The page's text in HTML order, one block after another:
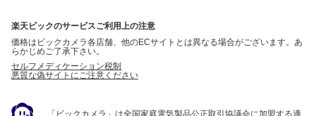
楽天ビックのサービスご利用上の注意
価格はビックカメラ各店舗、他のECサイトとは異なる場合がございます。あ
らかじめご了承下さい。
セルフメディケーション税制
悪質な偽サイトにご注意ください
「ビックカメラ」は全国家庭電気製品公正取引協議会に加盟する適